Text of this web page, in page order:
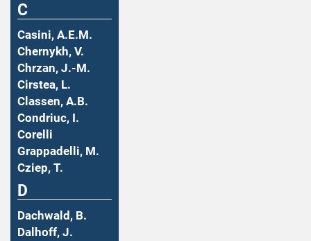
C
Casini, A.E.M.
Chernykh, V.
Chrzan, J.-M.
Cirstea, L.
Classen, A.B.
Condriuc, I.
Corelli
Grappadelli, M.
Cziep, T.
D
Dachwald, B.
Dalhoff, J.